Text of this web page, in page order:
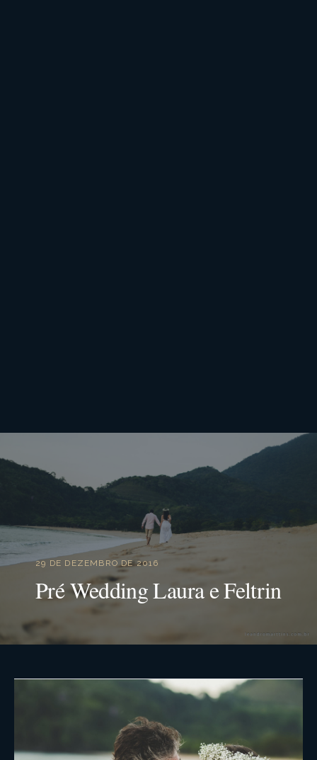
29 DE DEZEMBRO DE 2016
Pré Wedding Laura e Feltrin